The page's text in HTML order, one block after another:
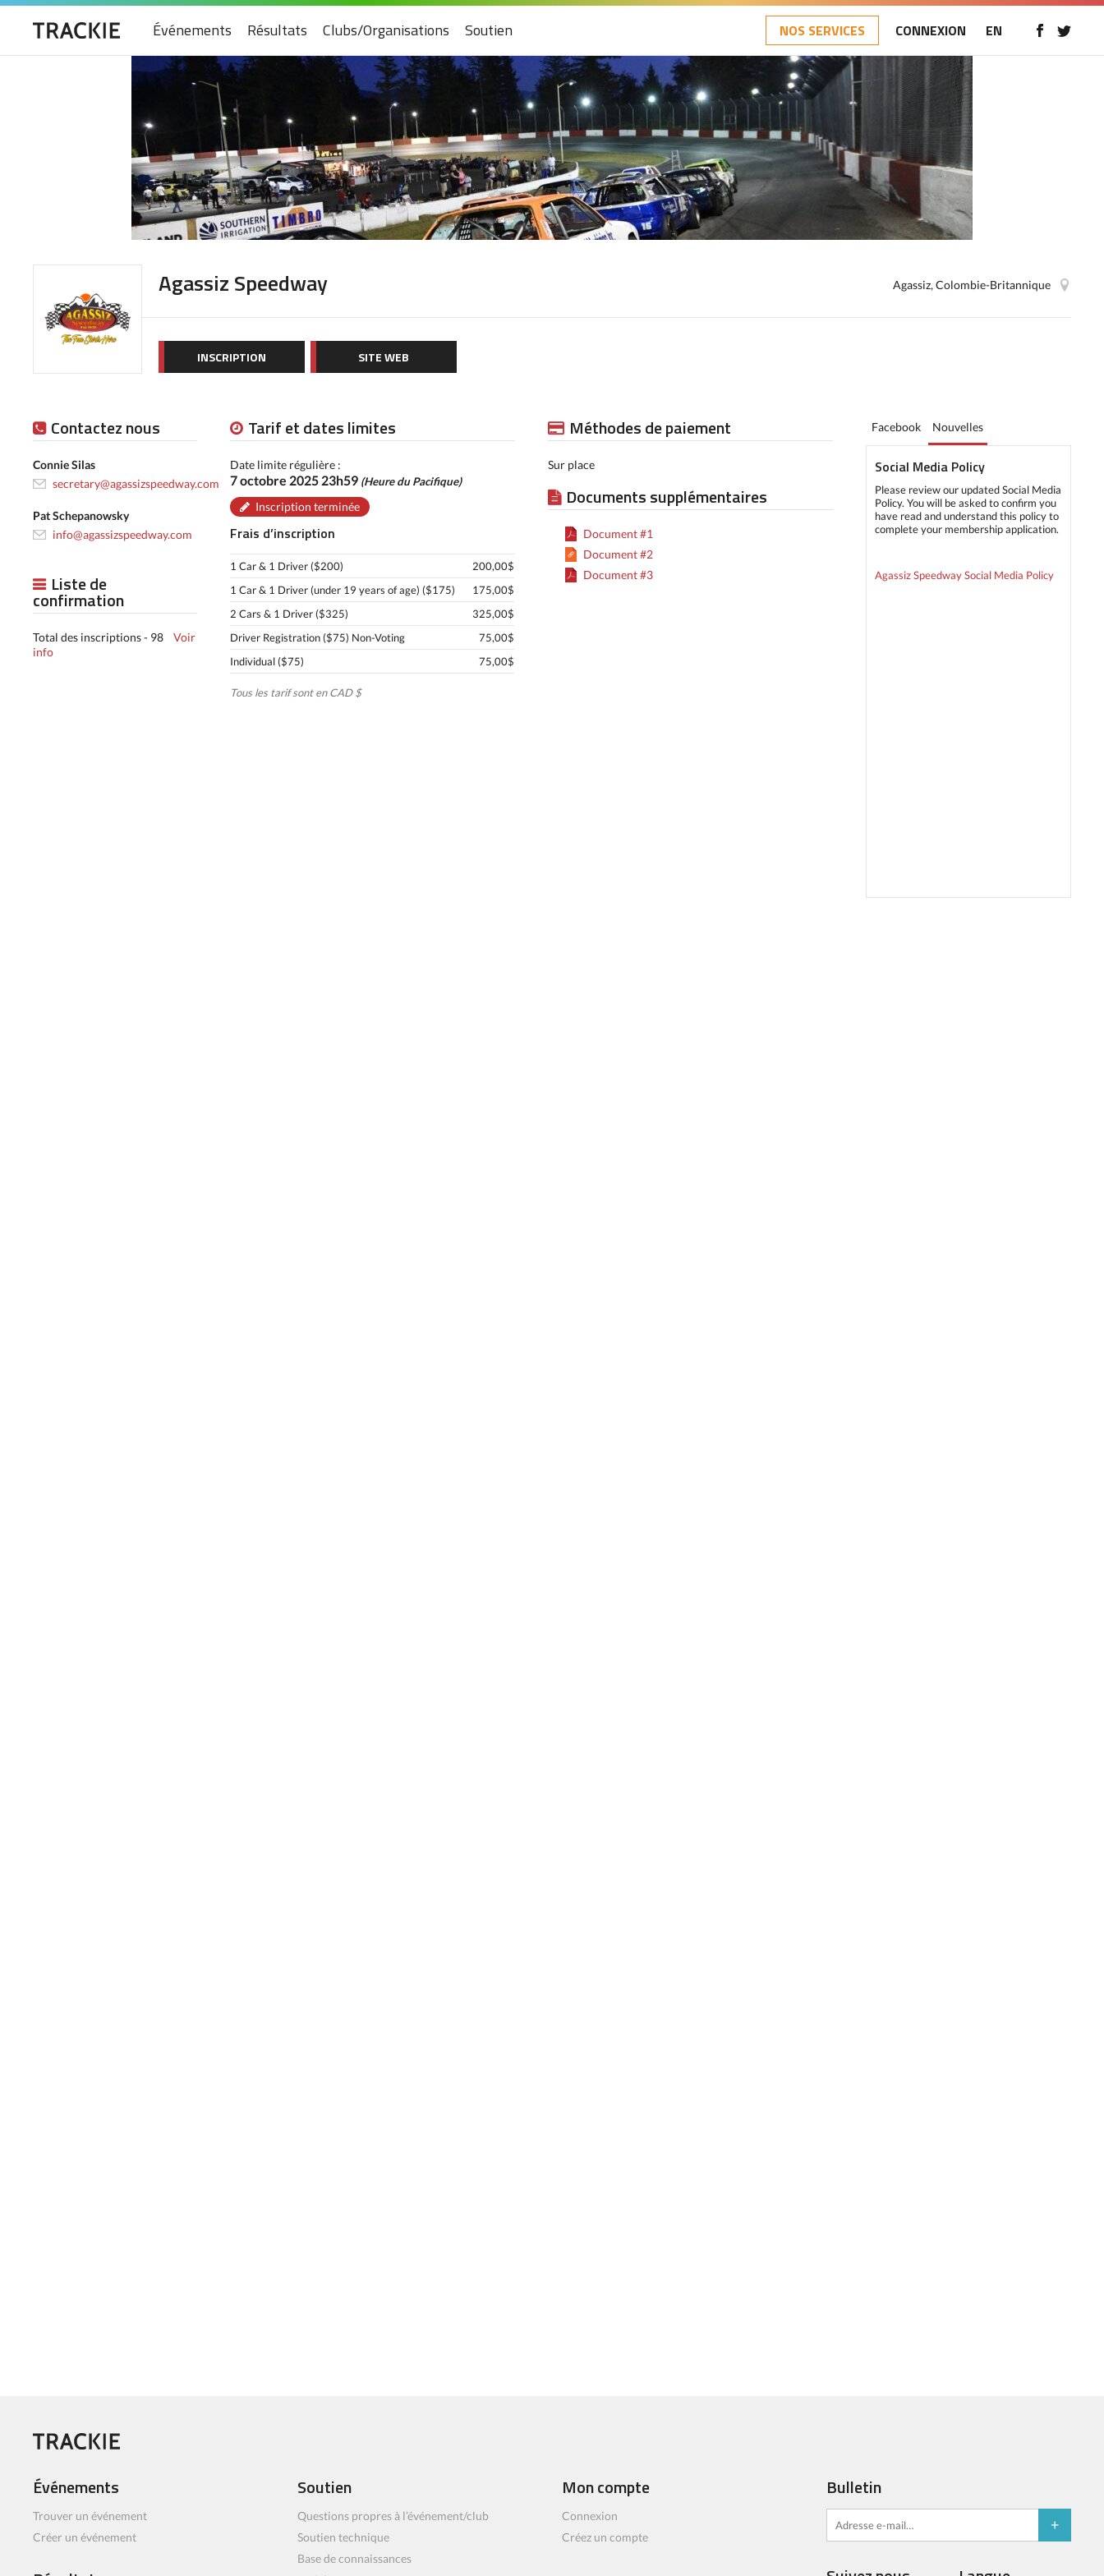
Événements Résultats Clubs/Organisations Soutien NOS SERVICES CONNEXION EN
Agassiz Speedway Agassiz, Colombie-Britannique
INSCRIPTION SITE WEB
Tarif et dates limites
Date limite régulière :
7 octobre 2025 23h59 (Heure du Pacifique)
Inscription terminée
Frais d’inscription
1 Car & 1 Driver ($200)
200,00$
1 Car & 1 Driver (under 19 years of age) ($175)
175,00$
2 Cars & 1 Driver ($325)
325,00$
Driver Registration ($75) Non-Voting
75,00$
Individual ($75)
75,00$
Tous les tarif sont en CAD $
Méthodes de paiement
Sur place
Documents supplémentaires
Document #1
Document #2
Document #3
Contactez nous
Connie Silas
secretary@agassizspeedway.com
Pat Schepanowsky
info@agassizspeedway.com
Liste de
confirmation
Total des inscriptions - 98 Voir
info
Facebook Nouvelles
Social Media Policy
Please review our updated Social Media
Policy. You will be asked to confirm you
have read and understand this policy to
complete your membership application.
Agassiz Speedway Social Media Policy
Événements
Trouver un événement
Créer un événement
Soutien
Questions propres à l’événement/club
Soutien technique
Base de connaissances
Mon compte
Connexion
Créez un compte
Bulletin